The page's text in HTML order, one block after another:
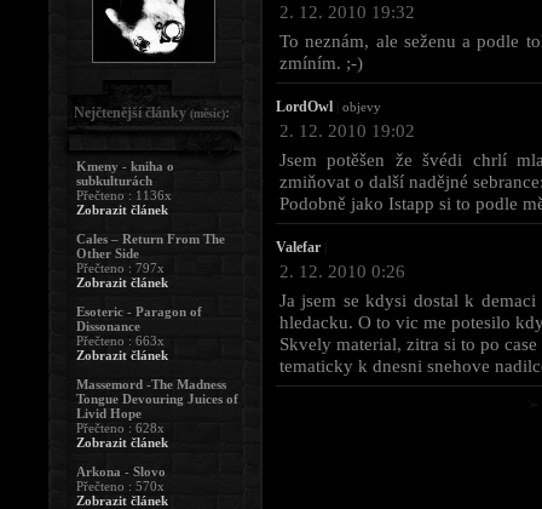
2. 12. 2010 19:32
To neznám, ale seženu a podle
zmíním. ;-)
LordOwl objevy
2. 12. 2010 19:02
Jsem potěšen že švédi chrlí
zmiňovat o další nadějné
Podobně jako Istapp si to podle
Valefar
2. 12. 2010 0:26
Ja jsem se kdysi dostal k
hledacku. O to vic me potesilo
Skvely material, zitra si to po
tematicky k dnesni snehove
Nejčtenější články (měsíc):
Kmeny - kniha o
subkulturách
Přečteno : 1136x
Zobrazit článek
Cales – Return From The
Other Side
Přečteno : 797x
Zobrazit článek
Esoteric - Paragon of
Dissonance
Přečteno : 663x
Zobrazit článek
Massemord -The Madness
Tongue Devouring Juices of
Livid Hope
Přečteno : 628x
Zobrazit článek
Arkona - Slovo
Přečteno : 570x
Zobrazit článek